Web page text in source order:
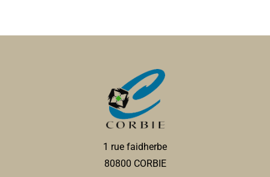
1 rue faidherbe
80800 CORBIE